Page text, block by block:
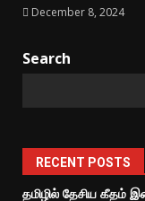
December 8, 2024
Search
RECENT POSTS
தமிழில் தேசிய கீதம்